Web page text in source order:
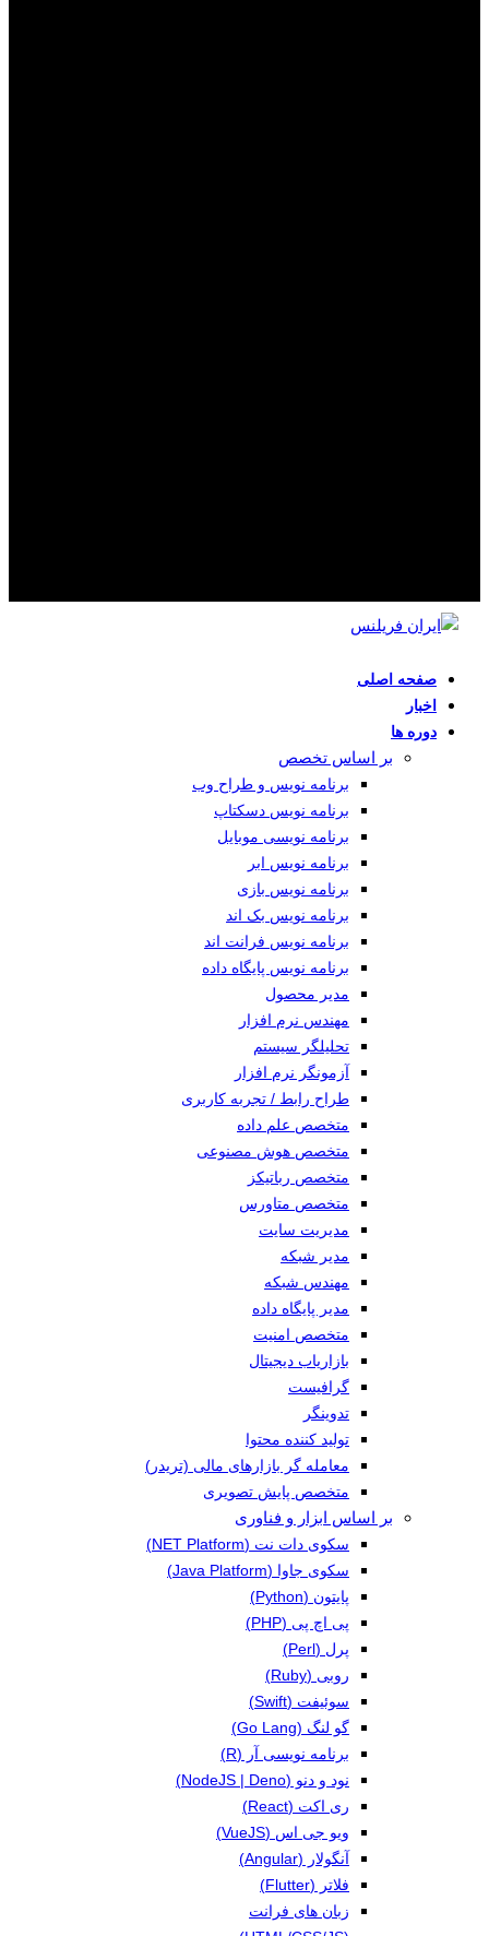
صفحه اصلی
اخبار
دوره ها
بر اساس تخصص
برنامه نویس و طراح وب
برنامه نویس دسکتاپ
برنامه نویسی موبایل
برنامه نویس ابر
برنامه نویس بازی
برنامه نویس بک اند
برنامه نویس فرانت اند
برنامه نویس پایگاه داده
مدیر محصول
مهندس نرم افزار
تحلیلگر سیستم
آزمونگر نرم افزار
طراح رابط / تجربه کاربری
متخصص علم داده
متخصص هوش مصنوعی
متخصص رباتیکز
متخصص متاورس
مدیریت سایت
مدیر شبکه
مهندس شبکه
مدیر پایگاه داده
متخصص امنیت
بازاریاب دیجیتال
گرافیست
تدوینگر
تولید کننده محتوا
معامله گر بازارهای مالی (تریدر)
متخصص پایش تصویری
بر اساس ابزار و فناوری
سکوی دات نت (NET Platform)
سکوی جاوا (Java Platform)
پایتون (Python)
پی اچ پی (PHP)
پرل (Perl)
روبی (Ruby)
سوئیفت (Swift)
گو لنگ (Go Lang)
برنامه نویسی آر (R)
نود و دنو (NodeJS | Deno)
ری اکت (React)
ویو جی اس (VueJS)
آنگولار (Angular)
فلاتر (Flutter)
زبان های فرانت